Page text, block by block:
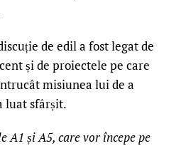
de edil a fost legat de
și de proiectele pe care
misiunea lui de a
luat sfârșit.
A1 și A5, care vor începe pe